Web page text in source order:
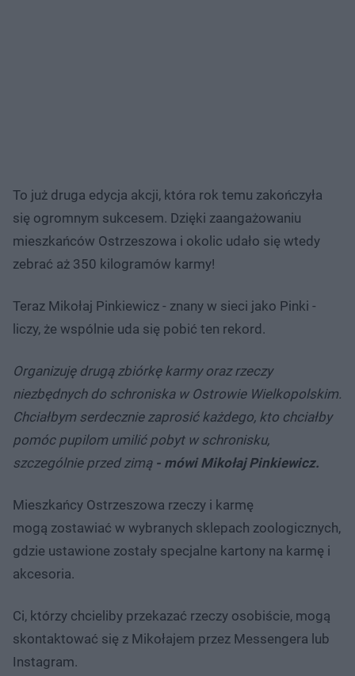
To już druga edycja akcji, która rok temu zakończyła
się ogromnym sukcesem. Dzięki zaangażowaniu
mieszkańców Ostrzeszowa i okolic udało się wtedy
zebrać aż 350 kilogramów karmy!
Teraz Mikołaj Pinkiewicz - znany w sieci jako Pinki -
liczy, że wspólnie uda się pobić ten rekord.
Organizuję drugą zbiórkę karmy oraz rzeczy
niezbędnych do schroniska w Ostrowie Wielkopolskim.
Chciałbym serdecznie zaprosić każdego, kto chciałby
pomóc pupilom umilić pobyt w schronisku,
szczególnie przed zimą - mówi Mikołaj Pinkiewicz.
Mieszkańcy Ostrzeszowa rzeczy i karmę
mogą zostawiać w wybranych sklepach zoologicznych,
gdzie ustawione zostały specjalne kartony na karmę i
akcesoria.
Ci, którzy chcieliby przekazać rzeczy osobiście, mogą
skontaktować się z Mikołajem przez Messengera lub
Instagram.